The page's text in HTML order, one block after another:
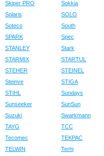
Skiper PRO
Sokkia
Solaris
SOLO
Soteco
South
SPARK
Spec
STANLEY
Stark
STARMIX
STARTUL
STEHER
STEINEL
Steinve
STIGA
STIHL
Sundays
Sunseeker
SunSun
Suzuki
Swarkmann
TAYG
TCC
Tecomec
TEKPAC
TELWIN
Terhi